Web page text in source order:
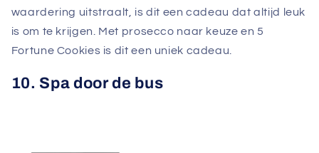
waardering uitstraalt, is dit een cadeau dat altijd leuk
is om te krijgen. Met prosecco naar keuze en 5
Fortune Cookies is dit een uniek cadeau.
10. Spa door de bus